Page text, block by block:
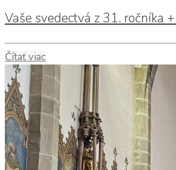
Vaše svedectvá z 31. ročníka
Čítať viac